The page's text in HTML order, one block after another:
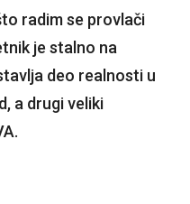
radim se provlači
je stalno na
deo realnosti u
a drugi veliki